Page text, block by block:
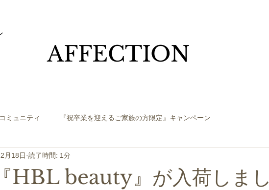
​AFFECTION
コミュニティ 『祝卒業を迎えるご家族の方限定』キャンペーン
HBL beauty』が入荷しまし
月18日 読了時間: 1分